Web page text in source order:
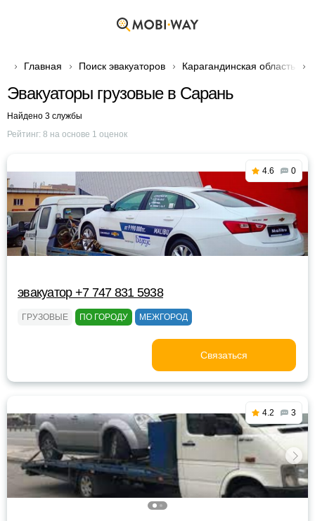
Главная Поиск эвакуаторов Карагандинская область
Эвакуаторы грузовые в Сарань
Найдено 3 службы
Рейтинг: 8 на основе 1 оценок
4.6 0
эвакуатор +7 747 831 5938
ГРУЗОВЫЕ ПО ГОРОДУ МЕЖГОРОД
Связаться
4.2 3